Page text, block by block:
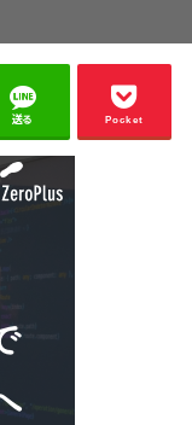
送る Pocket